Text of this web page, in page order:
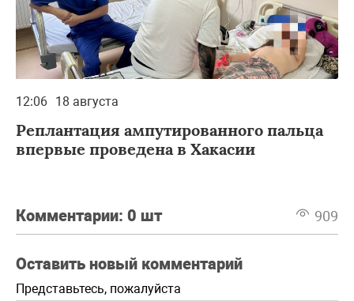
12:06 18 августа
Реплантация ампутированного пальца
впервые проведена в Хакасии
Комментарии: 0 шт 909
Оставить новый комментарий
Представьтесь, пожалуйста